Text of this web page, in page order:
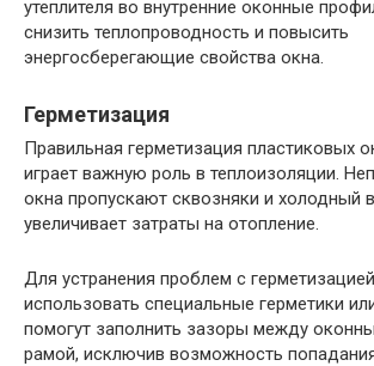
утеплителя во внутренние оконные
снизить теплопроводность и повысить
энергосберегающие свойства окна.
Герметизация
Правильная герметизация пластиковых
играет важную роль в теплоизоляции.
окна пропускают сквозняки и холодный
увеличивает затраты на отопление.
Для устранения проблем с
использовать специальные герметики
помогут заполнить зазоры между
рамой, исключив возможность